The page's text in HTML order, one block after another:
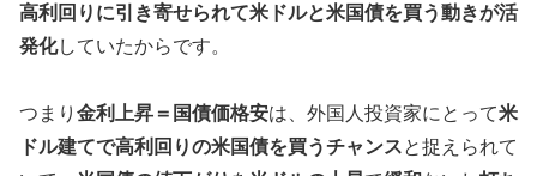
高利回りに引き寄せられて米ドルと米国債を買う動きが活
発化していたからです。
つまり 金利上昇＝国債価格安は、外国人投資家にとって米
ドル建てで高利回りの米国債を買うチャンスと捉えられて